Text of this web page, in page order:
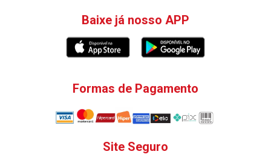
Baixe já nosso APP
Formas de Pagamento
Site Seguro